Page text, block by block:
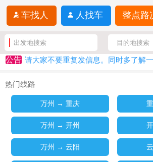
车找人 人找车 整点路
公告 请大家不要重复发信息。同时多了解一
热门线路
万州 → 重庆
万州 → 开州
万州 → 云阳